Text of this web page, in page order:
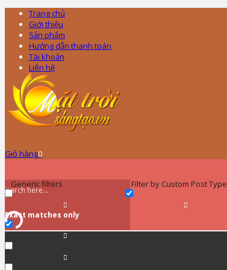
Trang chủ
Giới thiệu
Sản phẩm
Hướng dẫn thanh toán
Tài khoản
Liên hệ
Giỏ hàng0
Generic filters
Exact matches only
Filter by Custom Post Type